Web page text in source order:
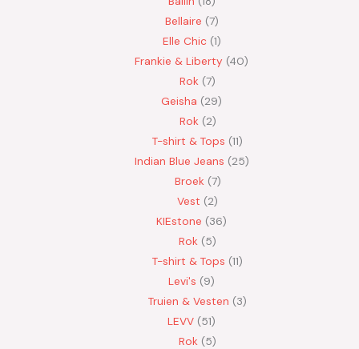
Bellaire 7
Elle Chic 1
Frankie & Liberty 40
Rok 7
Geisha
29
Rok 2
T-shirt & Tops 11
Indian Blue Jeans 25
Broek 7
Vest
2
KIEstone
36
Rok 5
T-shirt & Tops 11
Levi's
9
Truien & Vesten
3
LEVV 51
Rok 5